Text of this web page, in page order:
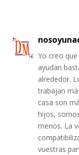
Yo creo
ayudan
alrededor.
trabajan
casa son
hijos,
menos. La
vuestras